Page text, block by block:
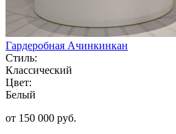
Гардеробная Ачинкинкан
Стиль:
Классический
Цвет:
Белый
от 150 000 руб.